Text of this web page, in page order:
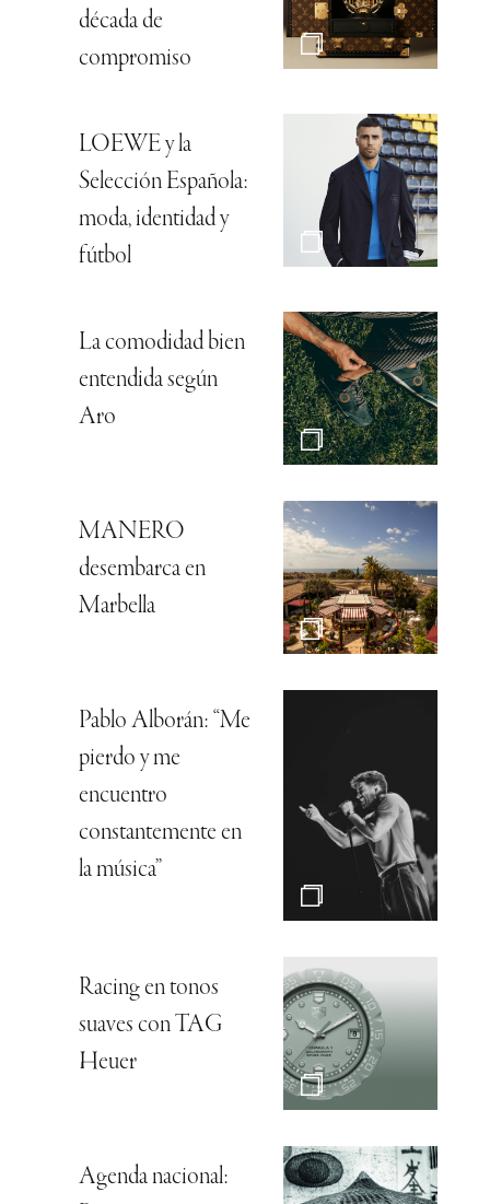
década de
compromiso
LOEWE y la
Selección Española:
moda, identidad y
fútbol
La comodidad bien
entendida según
Aro
MANERO
desembarca en
Marbella
Pablo Alborán: “Me
pierdo y me
encuentro
constantemente en
la música”
Racing en tonos
suaves con TAG
Heuer
Agenda nacional: